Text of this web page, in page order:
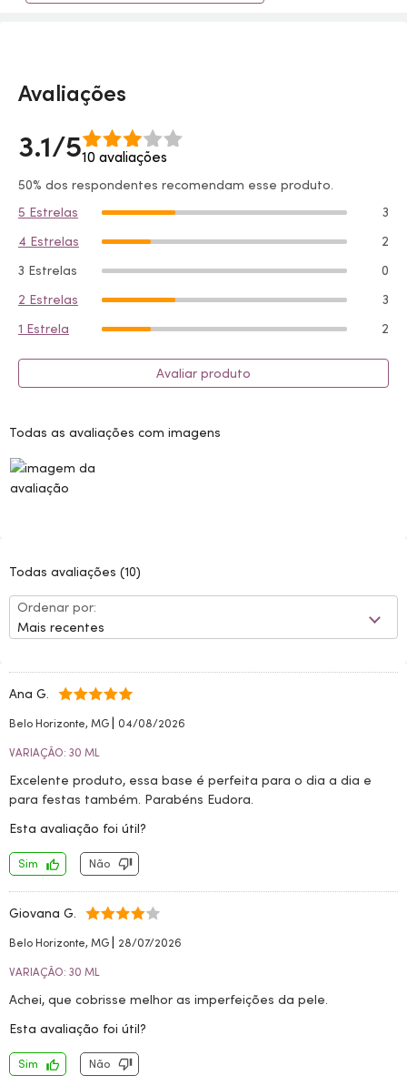
Avaliações
3.1/510 avaliações
50% dos respondentes recomendam esse produto.
5 Estrelas
3
4 Estrelas
2
3 Estrelas
0
2 Estrelas
3
1 Estrela
2
Avaliar produto
Todas as avaliações com imagens
Todas avaliações (10)
Ordenar por:
Mais recentes
Ana G.
Belo Horizonte, MG | 04/08/2026
VARIAÇÃO: 30 ML
Excelente produto, essa base é perfeita para o dia a dia e
para festas também. Parabéns Eudora.
Esta avaliação foi útil?
Sim Não
Giovana G.
Belo Horizonte, MG | 28/07/2026
VARIAÇÃO: 30 ML
Achei, que cobrisse melhor as imperfeições da pele.
Esta avaliação foi útil?
Sim Não